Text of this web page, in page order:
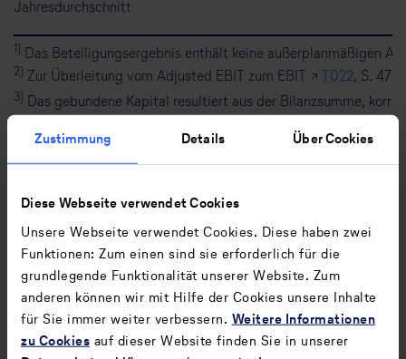
Zustimmung Details Über Cookies
Diese Webseite verwendet Cookies
Unsere Webseite verwendet Cookies. Diese haben zwei
Funktionen: Zum einen sind sie erforderlich für die
grundlegende Funktionalität unserer Website. Zum
anderen können wir mit Hilfe der Cookies unsere Inhalte
für Sie immer weiter verbessern. Weitere Informationen
zu Cookies auf dieser Website finden Sie in unserer
Jahresdurchschnitt
1) Das Beteiligungsergebnis enthält keine außerplanmäßigen
2) Zur Überleitung vom Adjusted EBIT zum EBIT ↗ T022, S. 47
3)
Das gebundene Kapital resultiert aus der Bilanzsumme,
bestimmter nicht verzinslicher Verbindlichkeiten (u.a.
abzüglich der liquiden Mittel.
4)Investitionen in immaterielle Vermögenswerte und
Werte zeigen fortgeführte Geschäftsbereiche.
Export (Excel)
Segmentinformationen nach den berichtspflichtigen
Segmenten 2024